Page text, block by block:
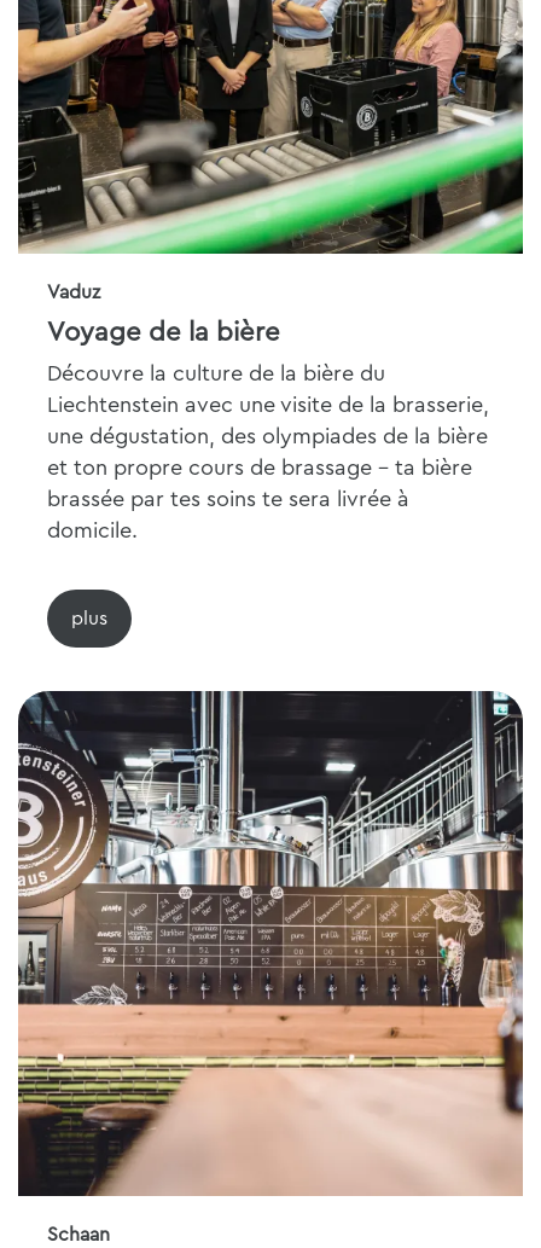
Vaduz
Voyage de la bière
Découvre la culture de la bière du
Liechtenstein avec une visite de la brasserie,
une dégustation, des olympiades de la bière
et ton propre cours de brassage - ta bière
brassée par tes soins te sera livrée à
domicile.
Schaan